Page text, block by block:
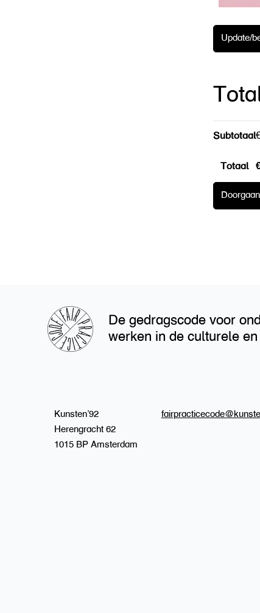
Update/
Subtotaal
Totaal
De gedragscode voor
werken in de culturele
Kunsten’92
Herengracht 62
1015 BP Amsterdam